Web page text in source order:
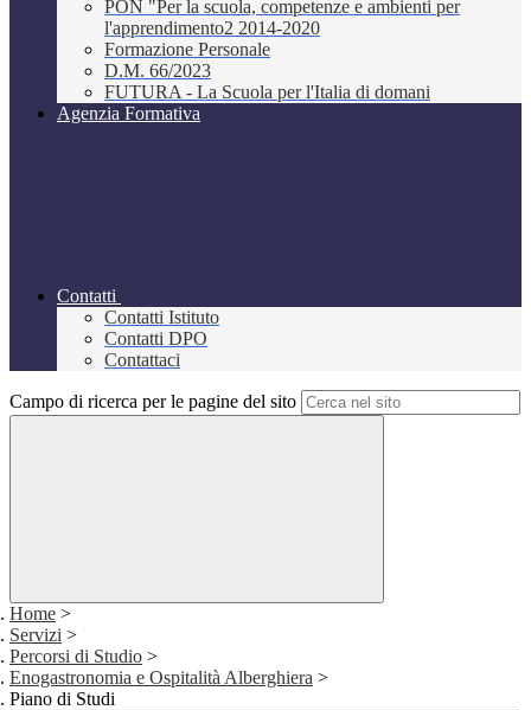
PON "Per la scuola, competenze e ambienti per
l'apprendimento2 2014-2020
Formazione Personale
D.M. 66/2023
FUTURA - La Scuola per l'Italia di domani
Agenzia Formativa
Contatti
Contatti Istituto
Contatti DPO
Contattaci
Campo di ricerca per le pagine del sito
Home >
Servizi >
Percorsi di Studio >
Enogastronomia e Ospitalità Alberghiera >
Piano di Studi